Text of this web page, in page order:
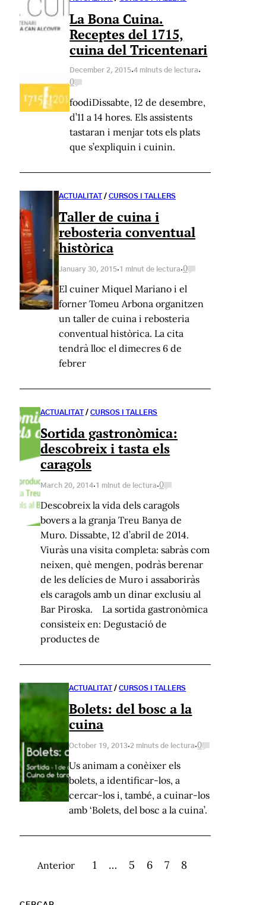
La Bona Cuina.
Receptes del 1715,
cuina del Tricentenari
December 2, 2015·4 minuts de lectura·
0
foodiDissabte, 12 de desembre,
d’11 a 14 hores. Els assistents
tastaran i menjar tots els plats
que s’expliquin i cuinin.
ACTUALITAT /CURSOS I TALLERS
Taller de cuina i
rebosteria conventual
històrica
January 30, 2015·1 minut de lectura·0
El cuiner Miquel Mariano i el
forner Tomeu Arbona organitzen
un taller de cuina i rebosteria
conventual històrica. La cita
tendrà lloc el dimecres 6 de
febrer
ACTUALITAT /CURSOS I TALLERS
Sortida gastronòmica:
descobreix i tasta els
caragols
March 20, 2014·1 minut de lectura·0
Descobreix la vida dels caragols
bovers a la granja Treu Banya de
Muro. Dissabte, 12 d’abril de 2014.
Viuràs una visita completa: sabràs com
neixen, què mengen, podràs berenar
de les delícies de Muro i assaboriràs
els caragols amb un dinar exclusiu al
Bar Piroska. La sortida gastronòmica
consisteix en: Degustació de
productes de
ACTUALITAT /CURSOS I TALLERS
Bolets: del bosc a la
cuina
October 19, 2013·2 minuts de lectura·0
Us animam a conèixer els
bolets, a identificar-los, a
cercar-los i, també, a cuinar-los
amb ‘Bolets, del bosc a la cuina’.
Anterior 1 … 5 6 7 8